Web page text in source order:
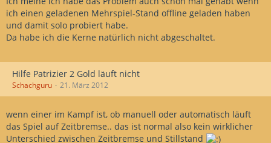
ich einen geladenen Mehrspiel-Stand offline geladen haben
und damit solo probiert habe.
Da habe ich die Kerne natürlich nicht abgeschaltet.
Hilfe Patrizier 2 Gold läuft nicht
Schachguru 21. März 2012
wenn einer im Kampf ist, ob manuell oder automatisch läuft
das Spiel auf Zeitbremse.. das ist normal also kein wirklicher
Unterschied zwischen Zeitbremse und Stillstand